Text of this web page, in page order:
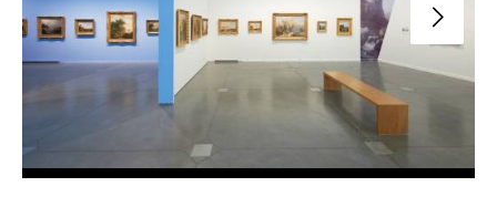
Slide